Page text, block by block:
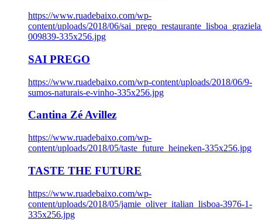
https://www.ruadebaixo.com/wp-
content/uploads/2018/06/
009839-335x256.jpg
SAI PREGO
https://www.ruadebaixo.com/wp-content/uploads/2018/06/9-
sumos-naturais-e-vinho-335x256.jpg
Cantina Zé Avillez
https://www.ruadebaixo.com/wp-
content/uploads/2018/05/taste_future_heineken-335x256.jpg
TASTE THE FUTURE
https://www.ruadebaixo.com/wp-
content/uploads/2018/05/jamie_oliver_italian_lisboa-3976-1-
335x256.jpg